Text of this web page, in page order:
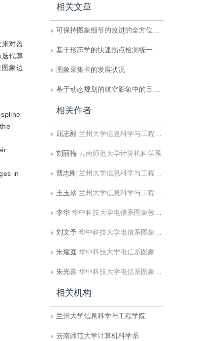
对盈
迭代算
象边
in
相关文章
可保持图象细节的改进的全方位多级组合滤波器
基于形态学的快速拐点检测统一模型
图象采集卡的发展状况
基于动态规划的航空影象中的目标提取
相关作者
屈志毅 兰州大学信息科学与工程学院
刘丽梅 云南师范大学计算机科学系
曹志刚 兰州大学信息科学与工程学院
王玉珍 兰州大学信息科学与工程学院
李华 华中科技大学电信系图象教研室图象信息处理与智能控制国家教育部重点实验室
刘文予 华中科技大学电信系图象教研室图象信息处理与智能控制国家教育部重点实验室
朱耀庭 华中科技大学电信系图象教研室图象信息处理与智能控制国家教育部重点实验室
朱光喜 华中科技大学电信系图象教研室图象信息处理与智能控制国家教育部重点实验室
相关机构
兰州大学信息科学与工程学院
云南师范大学计算机科学系